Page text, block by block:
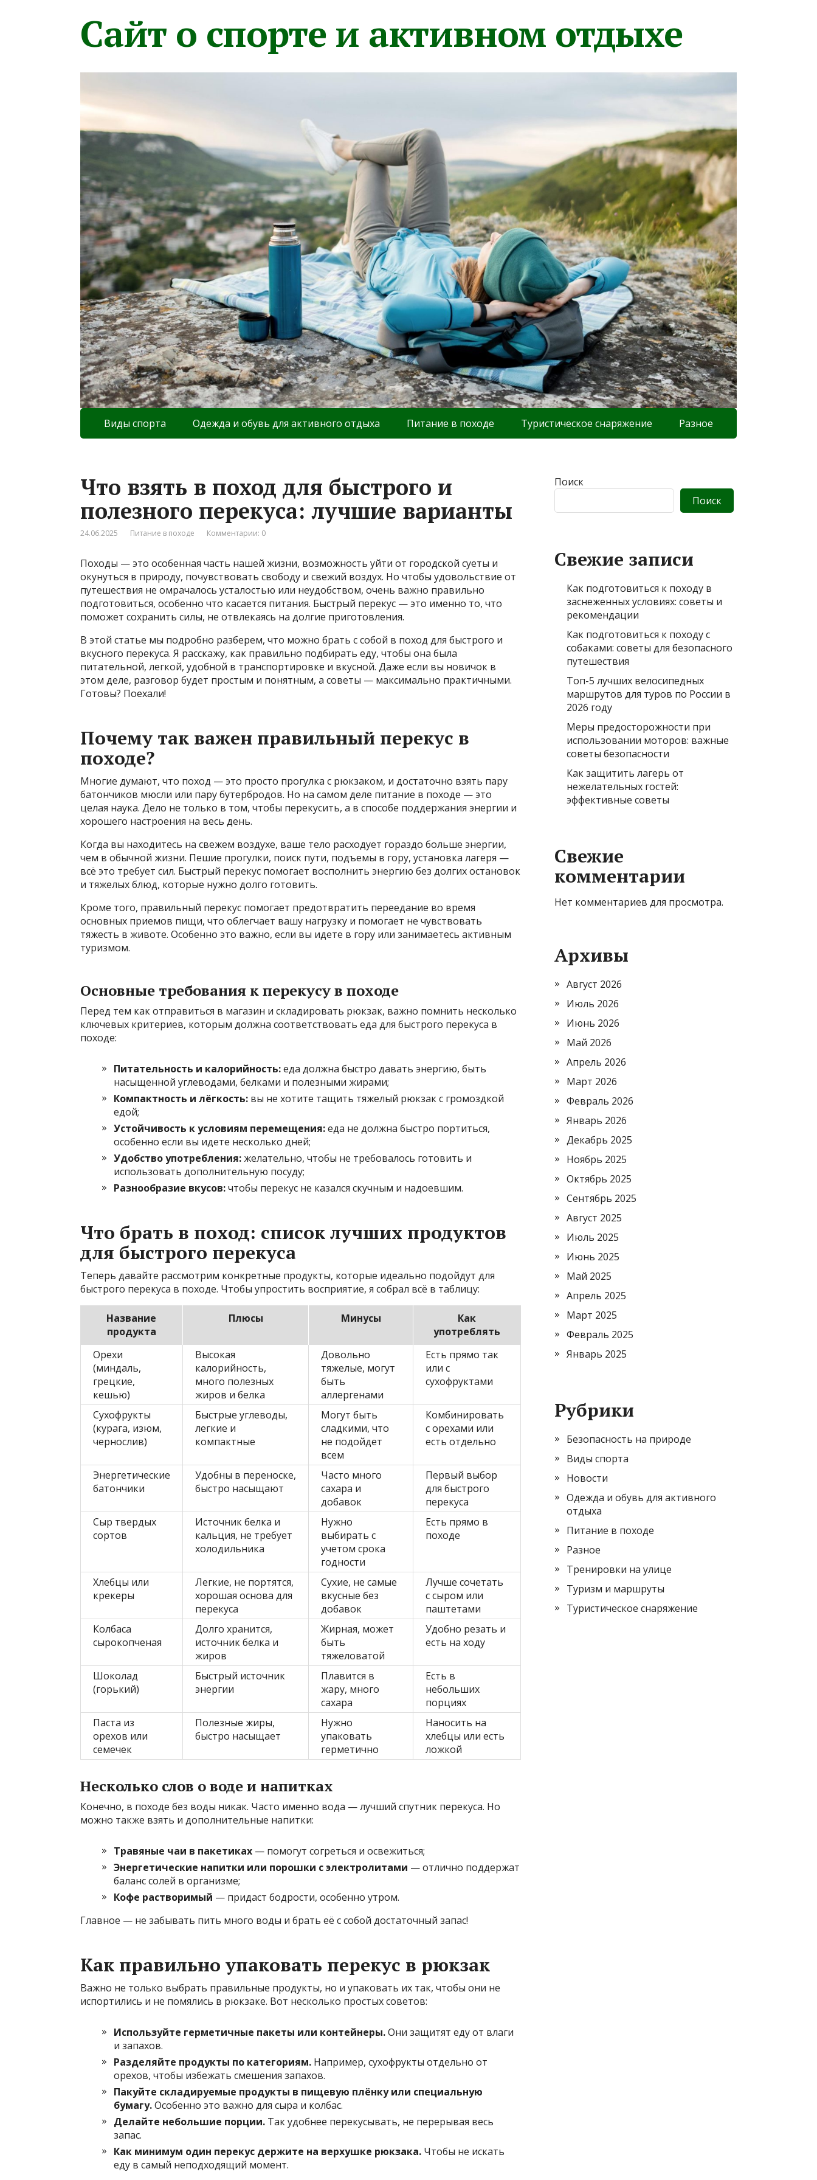
Сайт о спорте и активном отдыхе
Виды спорта Одежда и обувь для активного отдыха Питание в походе Туристическое снаряжение Разное
Что взять в поход для быстрого и
полезного перекуса: лучшие варианты
24.06.2025 Питание в походе Комментарии: 0
Походы — это особенная часть нашей жизни, возможность уйти от городской суеты и
окунуться в природу, почувствовать свободу и свежий воздух. Но чтобы удовольствие от
путешествия не омрачалось усталостью или неудобством, очень важно правильно
подготовиться, особенно что касается питания. Быстрый перекус — это именно то, что
поможет сохранить силы, не отвлекаясь на долгие приготовления.
В этой статье мы подробно разберем, что можно брать с собой в поход для быстрого и
вкусного перекуса. Я расскажу, как правильно подбирать еду, чтобы она была
питательной, легкой, удобной в транспортировке и вкусной. Даже если вы новичок в
этом деле, разговор будет простым и понятным, а советы — максимально практичными.
Готовы? Поехали!
Почему так важен правильный перекус в
походе?
Многие думают, что поход — это просто прогулка с рюкзаком, и достаточно взять пару
батончиков мюсли или пару бутербродов. Но на самом деле питание в походе — это
целая наука. Дело не только в том, чтобы перекусить, а в способе поддержания энергии и
хорошего настроения на весь день.
Когда вы находитесь на свежем воздухе, ваше тело расходует гораздо больше энергии,
чем в обычной жизни. Пешие прогулки, поиск пути, подъемы в гору, установка лагеря —
всё это требует сил. Быстрый перекус помогает восполнить энергию без долгих остановок
и тяжелых блюд, которые нужно долго готовить.
Кроме того, правильный перекус помогает предотвратить переедание во время
основных приемов пищи, что облегчает вашу нагрузку и помогает не чувствовать
тяжесть в животе. Особенно это важно, если вы идете в гору или занимаетесь активным
туризмом.
Основные требования к перекусу в походе
Перед тем как отправиться в магазин и складировать рюкзак, важно помнить несколько
ключевых критериев, которым должна соответствовать еда для быстрого перекуса в
походе:
Питательность и калорийность:еда должна быстро давать энергию, быть
насыщенной углеводами, белками и полезными жирами;
Компактность и лёгкость: вы не хотите тащить тяжелый рюкзак с громоздкой
едой;
Устойчивость к условиям перемещения:еда не должна быстро портиться,
особенно если вы идете несколько дней;
Удобство употребления:желательно, чтобы не требовалось готовить и
использовать дополнительную посуду;
Разнообразие вкусов:чтобы перекус не казался скучным и надоевшим.
Что брать в поход: список лучших продуктов
для быстрого перекуса
Теперь давайте рассмотрим конкретные продукты, которые идеально подойдут для
быстрого перекуса в походе. Чтобы упростить восприятие, я собрал всё в таблицу:
Название
продукта
Плюсы Минусы
Как
употреблять
Орехи
(миндаль,
грецкие,
кешью)
Высокая
калорийность,
много полезных
жиров и белка
Довольно
тяжелые, могут
быть
аллергенами
Есть прямо так
или с
сухофруктами
Сухофрукты
(курага, изюм,
чернослив)
Быстрые углеводы,
легкие и
компактные
Могут быть
сладкими, что
не подойдет
всем
Комбинировать
с орехами или
есть отдельно
Энергетические
батончики
Удобны в переноске,
быстро насыщают
Часто много
сахара и
добавок
Первый выбор
для быстрого
перекуса
Сыр твердых
сортов
Источник белка и
кальция, не требует
холодильника
Нужно
выбирать с
учетом срока
годности
Есть прямо в
походе
Хлебцы или
крекеры
Легкие, не портятся,
хорошая основа для
перекуса
Сухие, не самые
вкусные без
добавок
Лучше сочетать
с сыром или
паштетами
Колбаса
сырокопченая
Долго хранится,
источник белка и
жиров
Жирная, может
быть
тяжеловатой
Удобно резать и
есть на ходу
Шоколад
(горький)
Быстрый источник
энергии
Плавится в
жару, много
сахара
Есть в
небольших
порциях
Паста из
орехов или
семечек
Полезные жиры,
быстро насыщает
Нужно
упаковать
герметично
Наносить на
хлебцы или есть
ложкой
Несколько слов о воде и напитках
Конечно, в походе без воды никак. Часто именно вода — лучший спутник перекуса. Но
можно также взять и дополнительные напитки:
Травяные чаи в пакетиках — помогут согреться и освежиться;
Энергетические напитки или порошки с электролитами — отлично поддержат
баланс солей в организме;
Кофе растворимый — придаст бодрости, особенно утром.
Главное — не забывать пить много воды и брать её с собой достаточный запас!
Как правильно упаковать перекус в рюкзак
Важно не только выбрать правильные продукты, но и упаковать их так, чтобы они не
испортились и не помялись в рюкзаке. Вот несколько простых советов:
Используйте герметичные пакеты или контейнеры.Они защитят еду от влаги
и запахов.
Разделяйте продукты по категориям. Например, сухофрукты отдельно от
орехов, чтобы избежать смешения запахов.
Пакуйте складируемые продукты в пищевую плёнку или специальную
бумагу.Особенно это важно для сыра и колбас.
Делайте небольшие порции. Так удобнее перекусывать, не перерывая весь
запас.
Как минимум один перекус держите на верхушке рюкзака. Чтобы не искать
еду в самый неподходящий момент.
Поиск
Поиск
Свежие записи
Как подготовиться к походу в
заснеженных условиях: советы и
рекомендации
Как подготовиться к походу с
собаками: советы для безопасного
путешествия
Топ-5 лучших велосипедных
маршрутов для туров по России в
2026 году
Меры предосторожности при
использовании моторов: важные
советы безопасности
Как защитить лагерь от
нежелательных гостей:
эффективные советы
Свежие
комментарии
Нет комментариев для просмотра.
Архивы
Август 2026
Июль 2026
Июнь 2026
Май 2026
Апрель 2026
Март 2026
Февраль 2026
Январь 2026
Декабрь 2025
Ноябрь 2025
Октябрь 2025
Сентябрь 2025
Август 2025
Июль 2025
Июнь 2025
Май 2025
Апрель 2025
Март 2025
Февраль 2025
Январь 2025
Рубрики
Безопасность на природе
Виды спорта
Новости
Одежда и обувь для активного
отдыха
Питание в походе
Разное
Тренировки на улице
Туризм и маршруты
Туристическое снаряжение